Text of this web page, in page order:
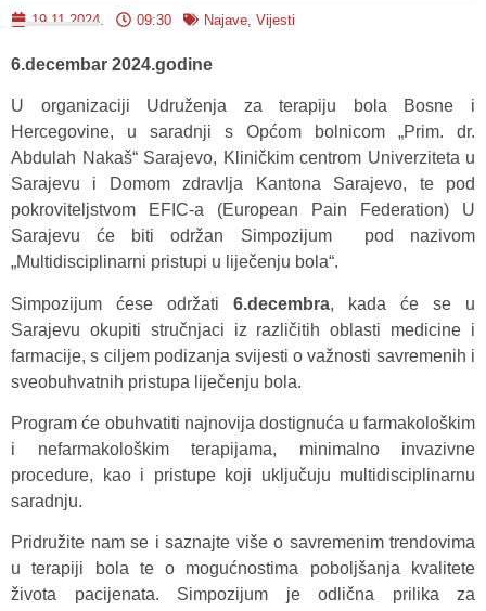
19.11.2024. 09:30 Najave Vijesti
6.decembar 2024.godine
U organizaciji Udruženja za terapiju bola Bosne i
Hercegovine, u saradnji s Općom bolnicom „Prim. dr.
Abdulah Nakaš“ Sarajevo, Kliničkim centrom Univerziteta u
Sarajevu i Domom zdravlja Kantona Sarajevo, te pod
pokroviteljstvom EFIC-a (European Pain Federation) U
Sarajevu će biti održan Simpozijum pod nazivom
„Multidisciplinarni pristupi u liječenju bola“.
Simpozijum ćese održati 6.decembra, kada će se u
Sarajevu okupiti stručnjaci iz različitih oblasti medicine i
farmacije, s ciljem podizanja svijesti o važnosti savremenih i
sveobuhvatnih pristupa liječenju bola.
Program će obuhvatiti najnovija dostignuća u farmakološkim
i nefarmakološkim terapijama, minimalno invazivne
procedure, kao i pristupe koji uključuju multidisciplinarnu
saradnju.
Pridružite nam se i saznajte više o savremenim trendovima
u terapiji bola te o mogućnostima poboljšanja kvalitete
života pacijenata. Simpozijum je odlična prilika za